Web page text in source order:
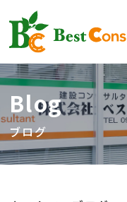
Blog
ブログ